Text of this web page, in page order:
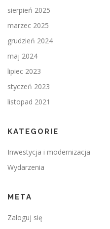
sierpień 2025
marzec 2025
grudzień 2024
maj 2024
lipiec 2023
styczeń 2023
listopad 2021
KATEGORIE
Inwestycja i modernizacja
Wydarzenia
META
Zaloguj się